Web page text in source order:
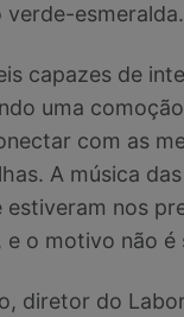
verde-esmeralda.
capazes de
uma
com as
A música
nos
o motivo não é
diretor do